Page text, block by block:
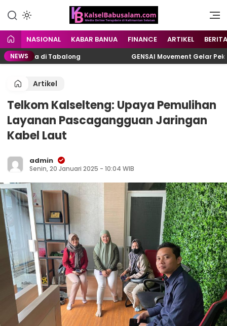
kalselbabusalam.com
Menyuarakan Kalsel,
Menginspirasi Nusantara
NASIONAL KABAR BANUA FINANCE ARTIKEL BERITA
NEWS
Pria di Tabalong GENSAI Movement Gelar Pekan
Artikel
Telkom Kalselteng: Upaya Pemulihan
Layanan Pascagangguan Jaringan
Kabel Laut
admin
Senin, 20 Januari 2025 - 10:04 WIB